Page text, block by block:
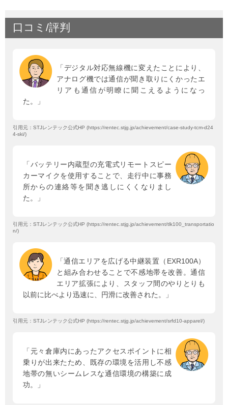
口コミ/評判
「デジタル対応無線機に変えたことにより、
アナログ機では通信が聞き取りにくかったエ
リアも通信が明瞭に聞こえるようになっ
た。」
引用元：STJレンテック公式HP (https://rentec.stjg.jp/achievement/case-study-tcm-d24
4-ski/)
「バッテリー内蔵型の充電式リモートスピー
カーマイクを使用することで、走行中に事務
所からの連絡等を聞き逃しにくくなりまし
た。」
引用元：STJレンテック公式HP (https://rentec.stjg.jp/achievement/tlk100_transportatio
n/)
「通信エリアを広げる中継装置（EXR100A）
と組み合わせることで不感地帯を改善。通信
エリア拡張により、スタッフ間のやりとりも
以前に比べより迅速に、円滑に改善された。」
引用元：STJレンテック公式HP (https://rentec.stjg.jp/achievement/srfd10-apparel/)
「元々倉庫内にあったアクセスポイントに相
乗りが出来たため、既存の環境を活用し不感
地帯の無いシームレスな通信環境の構築に成
功。」